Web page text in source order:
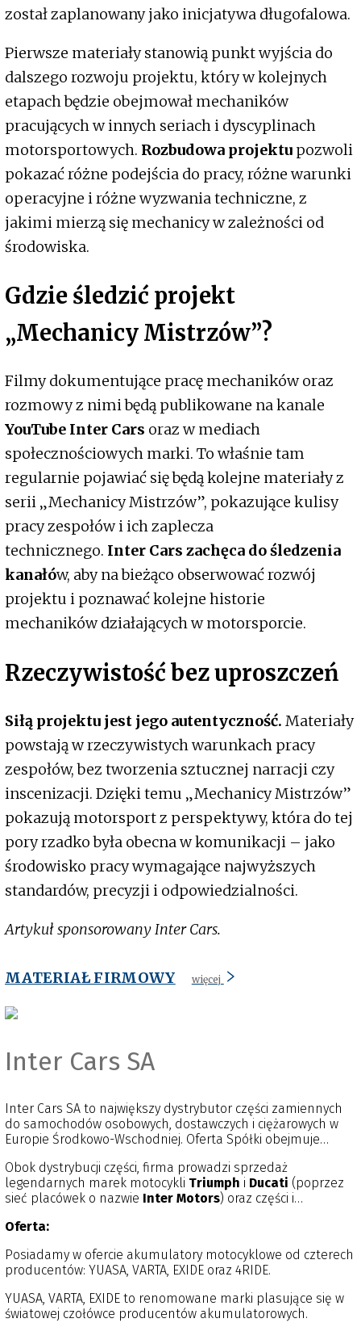
został zaplanowany jako inicjatywa długofalowa.
Pierwsze materiały stanowią punkt wyjścia do
dalszego rozwoju projektu, który w kolejnych
etapach będzie obejmował mechaników
pracujących w innych seriach i dyscyplinach
motorsportowych. Rozbudowa projektu pozwoli
pokazać różne podejścia do pracy, różne warunki
operacyjne i różne wyzwania techniczne, z
jakimi mierzą się mechanicy w zależności od
środowiska.
Gdzie śledzić projekt
„Mechanicy Mistrzów”?
Filmy dokumentujące pracę mechaników oraz
rozmowy z nimi będą publikowane na kanale
YouTube Inter Cars oraz w mediach
społecznościowych marki. To właśnie tam
regularnie pojawiać się będą kolejne materiały z
serii „Mechanicy Mistrzów”, pokazujące kulisy
pracy zespołów i ich zaplecza
technicznego. Inter Cars zachęca do śledzenia
kanałów, aby na bieżąco obserwować rozwój
projektu i poznawać kolejne historie
mechaników działających w motorsporcie.
Rzeczywistość bez uproszczeń
Siłą projektu jest jego autentyczność. Materiały
powstają w rzeczywistych warunkach pracy
zespołów, bez tworzenia sztucznej narracji czy
inscenizacji. Dzięki temu „Mechanicy Mistrzów”
pokazują motorsport z perspektywy, która do tej
pory rzadko była obecna w komunikacji – jako
środowisko pracy wymagające najwyższych
standardów, precyzji i odpowiedzialności.
Artykuł sponsorowany Inter Cars.
MATERIAŁ FIRMOWY więcej
Inter Cars SA
Inter Cars SA to największy dystrybutor części zamiennych
do samochodów osobowych, dostawczych i ciężarowych w
Europie Środkowo-Wschodniej. Oferta Spółki obejmuje
urządzenia do obsługi i naprawy samochodów oraz części
do motocykli i tuningu. Inter Cars oferuje najszerszy
asortyment części samochodowych w Europie Wschodniej.
powszechnie znanych i renomowanych dostawców na tzw.
pierwszy montaż do produkcji samochodów jak też znacznie
tańszy lecz dobry jakościowo asortyment, pochodzący od
mniej znanych producentów.
Od maja 2004 r. spółka jest notowana na Giełdzie Papierów
Wartościowych w Warszawie. W lipcu 2007 r. spółka
Obok dystrybucji części, firma prowadzi sprzedaż
legendarnych marek motocykli Triumph i Ducati (poprzez
sieć placówek o nazwie Inter Motors) oraz części i
właścicielem dwóch spółek produkcyjnych:
FeberSp. z o.o. produkującej przyczepy i naczepy. Dbając o
najwyższą jakość obsługi w warsztatach naszych klientów,
oferujemy szeroki wachlarz szkoleń dla mechaników i
właścicieli firm.
Oferta:
Posiadamy w ofercie akumulatory motocyklowe od czterech
producentów: YUASA, VARTA, EXIDE oraz 4RIDE.
YUASA, VARTA, EXIDE to renomowane marki plasujące się w
światowej czołówce producentów akumulatorowych.